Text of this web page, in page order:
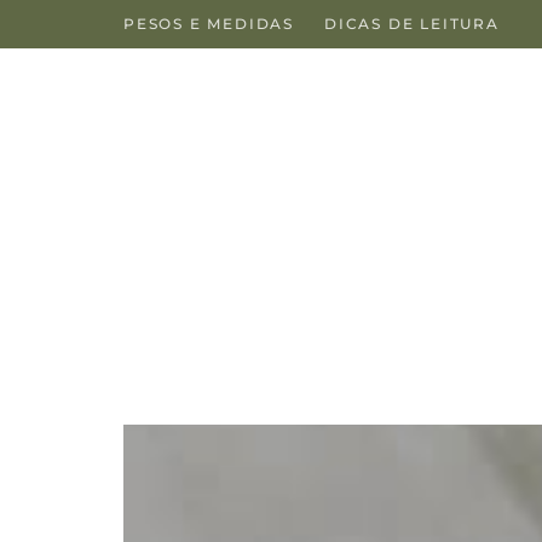
PESOS E MEDIDAS DICAS DE LEITURA